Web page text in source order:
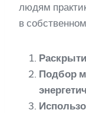
людям
в
Подбор